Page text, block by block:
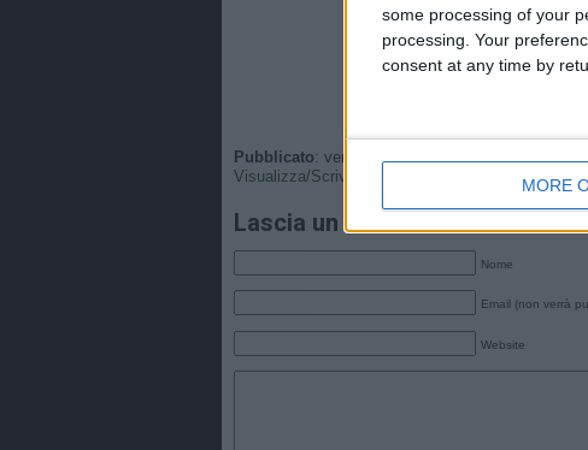
some processing of your
processing. Your
consent at any time by
MORE
Pubblicato: venerdì, 13 Giugno 2025 - 04:47 da
Visualizza/Scrivi
Lascia un commento
Nome
Email (non verrà
Website